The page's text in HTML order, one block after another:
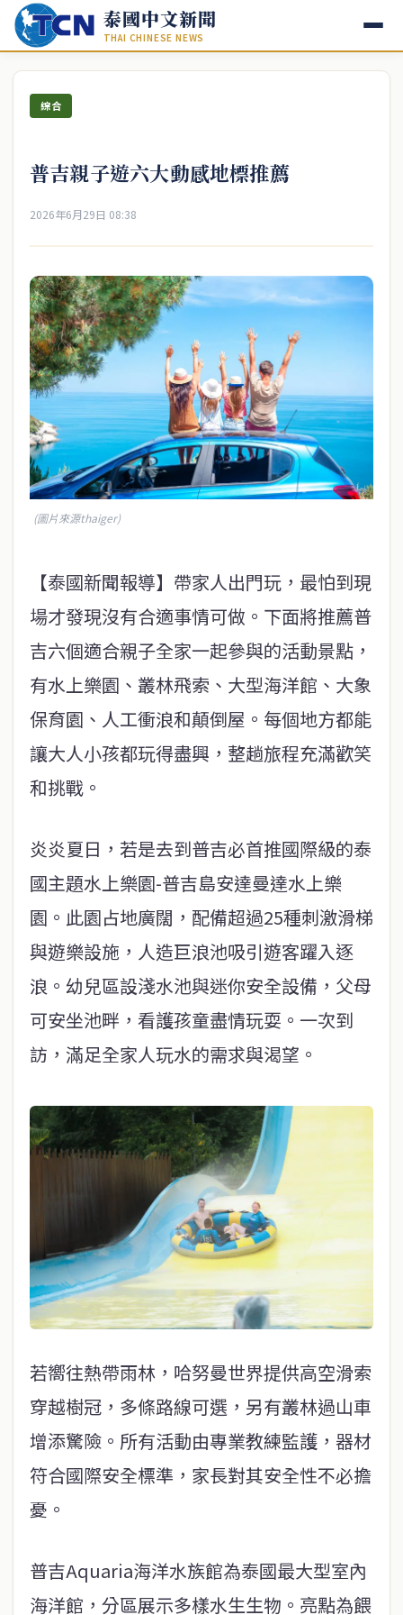
泰國中文新聞
THAI CHINESE NEWS
綜合
普吉親子遊六大動感地標推薦
2026年6月29日 08:38
(圖片來源thaiger)
【泰國新聞報導】帶家人出門玩，最怕到現
場才發現沒有合適事情可做。下面將推薦普
吉六個適合親子全家一起參與的活動景點，
有水上樂園、叢林飛索、大型海洋館、大象
保育園、人工衝浪和顛倒屋。每個地方都能
讓大人小孩都玩得盡興，整趟旅程充滿歡笑
和挑戰。
炎炎夏日，若是去到普吉必首推國際級的泰
國主題水上樂園-普吉島安達曼達水上樂
園。此園占地廣闊，配備超過25種刺激滑梯
與遊樂設施，人造巨浪池吸引遊客躍入逐
浪。幼兒區設淺水池與迷你安全設備，父母
可安坐池畔，看護孩童盡情玩耍。一次到
訪，滿足全家人玩水的需求與渴望。
若嚮往熱帶雨林，哈努曼世界提供高空滑索
穿越樹冠，多條路線可選，另有叢林過山車
增添驚險。所有活動由專業教練監護，器材
符合國際安全標準，家長對其安全性不必擔
憂。
普吉Aquaria海洋水族館為泰國最大型室內
海洋館，分區展示多樣水生生物。亮點為餵